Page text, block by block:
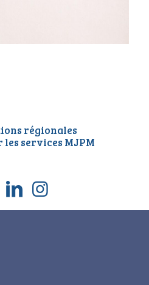
régionales
services MJPM